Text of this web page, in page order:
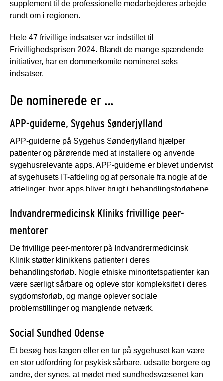
supplement til de professionelle medarbejderes arbejde
rundt om i regionen.
Hele 47 frivillige indsatser var indstillet til
Frivillighedsprisen 2024. Blandt de mange spændende
initiativer, har en dommerkomite nomineret seks
indsatser.
De nominerede er …
APP-guiderne, Sygehus Sønderjylland
APP-guiderne på Sygehus Sønderjylland hjælper
patienter og pårørende med at installere og anvende
sygehusrelevante apps. APP-guiderne er blevet undervist
af sygehusets IT-afdeling og af personale fra nogle af de
afdelinger, hvor apps bliver brugt i behandlingsforløbene.
Indvandrermedicinsk Kliniks frivillige peer-
mentorer
De frivillige peer-mentorer på Indvandrermedicinsk
Klinik støtter klinikkens patienter i deres
behandlingsforløb. Nogle etniske minoritetspatienter kan
være særligt sårbare og opleve stor kompleksitet i deres
sygdomsforløb, og mange oplever sociale
problemstillinger og manglende netværk.
Social Sundhed Odense
Et besøg hos lægen eller en tur på sygehuset kan være
en stor udfordring for psykisk sårbare, udsatte borgere og
andre, der synes, at mødet med sundhedsvæsenet kan